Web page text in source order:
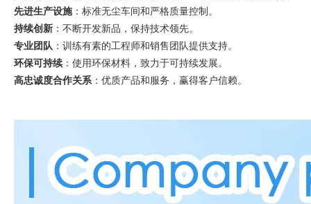
先进生产设施：标准无尘车间和严格质量控制。
持续创新 ：不断开发新品，保持技术领先。
专业团队 ：训练有素的工程师和销售团队提供支持。
环保可持续：使用环保材料，致力于可持续发展。
高忠诚度合作关系：优质产品和服务，赢得客户信赖。